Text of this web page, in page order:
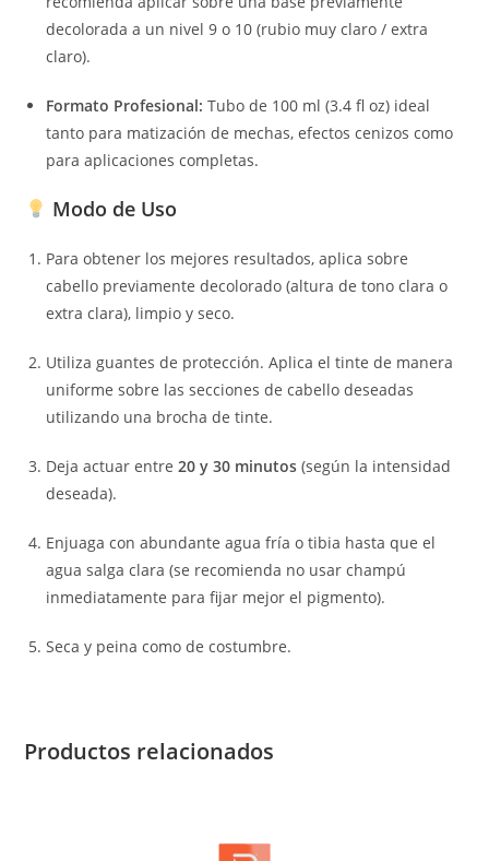
decolorada a un nivel 9 o 10 (rubio muy claro / extra
claro).
Formato Profesional: Tubo de 100 ml (3.4 fl oz) ideal
tanto para matización de mechas, efectos cenizos como
para aplicaciones completas.
Modo de Uso
Para obtener los mejores resultados, aplica sobre
cabello previamente decolorado (altura de tono clara o
extra clara), limpio y seco.
Utiliza guantes de protección. Aplica el tinte de manera
uniforme sobre las secciones de cabello deseadas
utilizando una brocha de tinte.
Deja actuar entre20 y 30 minutos (según la intensidad
deseada).
Enjuaga con abundante agua fría o tibia hasta que el
agua salga clara (se recomienda no usar champú
inmediatamente para fijar mejor el pigmento).
Seca y peina como de costumbre.
Productos relacionados